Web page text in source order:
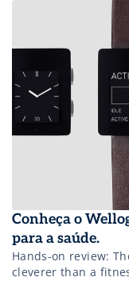
Conheça o
para a saúde.
Hands-on review:
cleverer than a